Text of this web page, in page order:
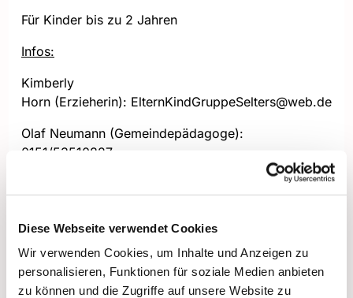
Diese Webseite verwendet Cookies
Wir verwenden Cookies, um Inhalte und Anzeigen zu
personalisieren, Funktionen für soziale Medien anbieten
zu können und die Zugriffe auf unsere Website zu
Für Kinder bis zu 2 Jahren
Infos:
Kimberly
Horn (Erzieherin): ElternKindGruppeSelters@web.de
Olaf Neumann (Gemeindepädagoge):
0151/53510827